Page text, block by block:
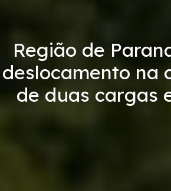
Serviços
Links Úteis
Região de
deslocamento na
de duas cargas